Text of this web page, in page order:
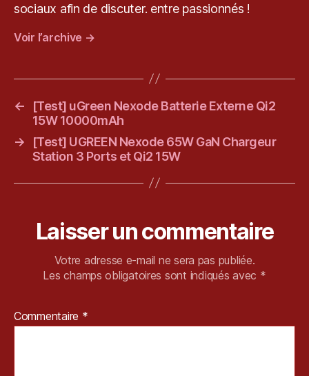
a
st
er
R
m
a
st
e
e
e
vi
P
sociaux afin de discuter. entre passionnés !
Voir l’archive →
←
[Test] uGreen Nexode Batterie Externe Qi2
15W 10000mAh
→
[Test] UGREEN Nexode 65W GaN Chargeur
Station 3 Ports et Qi2 15W
Laisser un commentaire
Votre adresse e-mail ne sera pas publiée.
Les champs obligatoires sont indiqués avec *
Commentaire *